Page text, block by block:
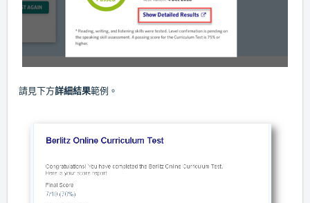
請見下方詳細結果範例。